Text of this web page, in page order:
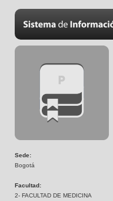
Sede:
Bogotá
Facultad:
2- FACULTAD DE MEDICINA